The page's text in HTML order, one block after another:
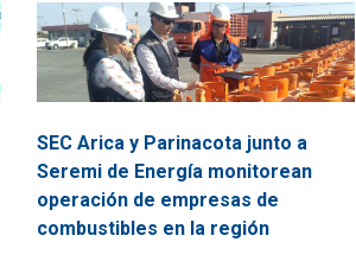
SEC Arica y Parinacota junto a
Seremi de Energía monitorean
operación de empresas de
combustibles en la región